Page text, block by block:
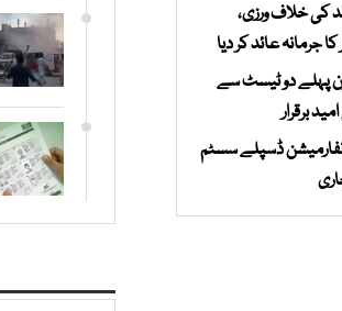
کی خلاف ورزی،
پہلے دو ٹیسٹ سے
برقرار
ڈسپلے سسٹم